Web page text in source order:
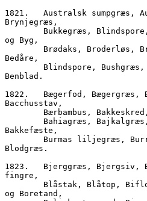
1821.	Australsk sumpgræs, Australide, Appelsiv og
Brynjegræs,
og Byg,
Bedåre,
Benblad.
1822.	Bægerfod, Bægergræs, Bændelgræs og
Bacchusstav,
Bærbambus,
Bakkefæste,
Blodgræs.
1823.	Bjerggræs, Bjergsiv, Bjergbambus og Buddhas
fingre,
og Boretand,